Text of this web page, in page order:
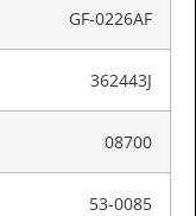
GF-0226AF
362443J
08700
53-0085